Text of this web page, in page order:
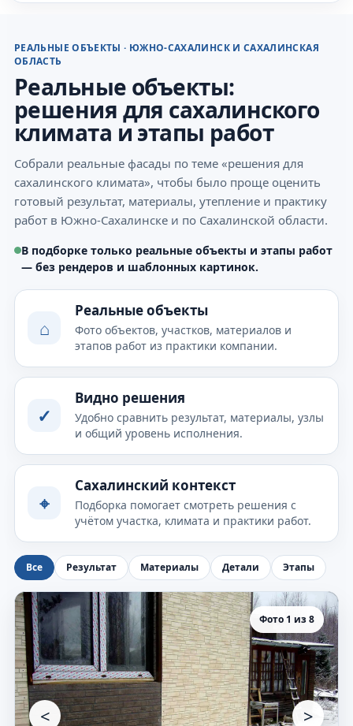
РЕАЛЬНЫЕ ОБЪЕКТЫ · ЮЖНО-САХАЛИНСК И САХАЛИНСКАЯ
ОБЛАСТЬ
Реальные объекты:
решения для сахалинского
климата и этапы работ
Собрали реальные фасады по теме «решения для
сахалинского климата», чтобы было проще оценить
готовый результат, материалы, утепление и практику
работ в Южно-Сахалинске и по Сахалинской области.
В подборке только реальные объекты и этапы работ
— без рендеров и шаблонных картинок.
⌂
Реальные объекты
Фото объектов, участков, материалов и
этапов работ из практики компании.
✓
Видно решения
Удобно сравнить результат, материалы, узлы
и общий уровень исполнения.
⌖
Сахалинский контекст
Подборка помогает смотреть решения с
учётом участка, климата и практики работ.
Все Результат Материалы Детали Этапы
Фото 1 из 8
< >